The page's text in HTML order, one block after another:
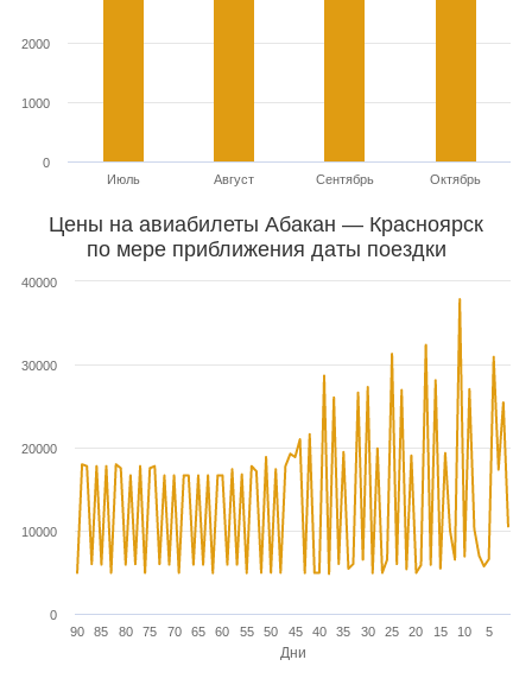
Июль Август Сентябрь Октябрь
0
1000
2000
Дни
Цены на авиабилеты Абакан — Красноярск
по мере приближения даты поездки
90 85 80 75 70 65 60 55 50 45 40 35 30 25 20 15 10 5
0
10000
20000
30000
40000